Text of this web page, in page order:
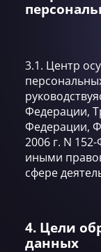
3.1. Центр
Федерации,
Федерации,
2006 г. N
иными
сфере
4. Цели
данных